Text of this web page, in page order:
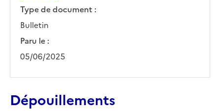
Type de document :
Bulletin
Paru le :
05/06/2025
Dépouillements